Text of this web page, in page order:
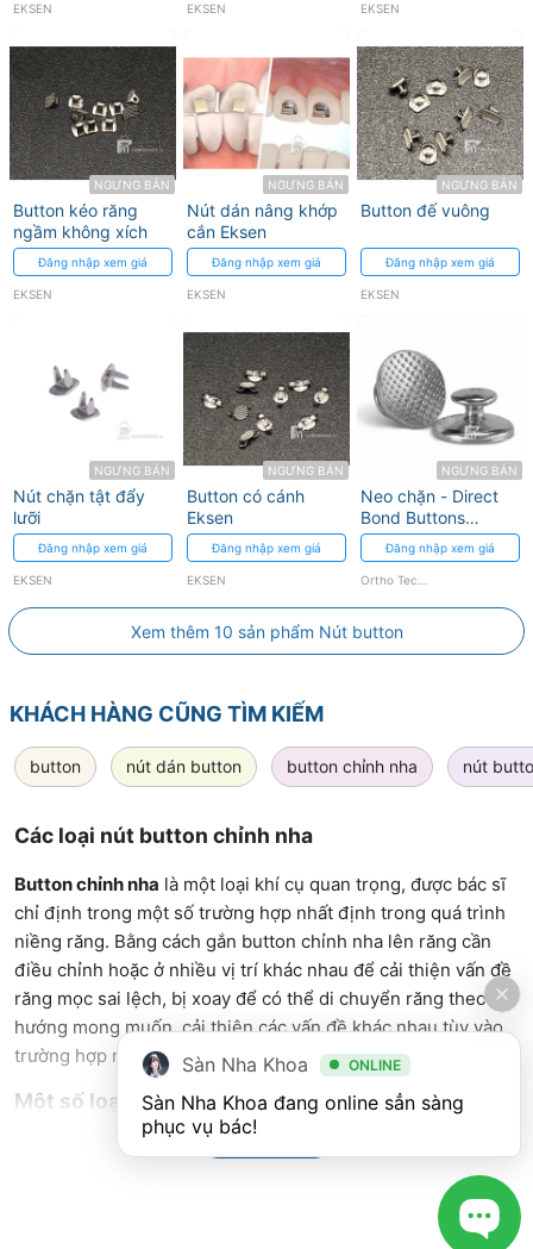
EKSEN EKSEN EKSEN
NGƯNG BÁN
Button kéo răng
ngầm không xích
Đăng nhập xem giá
EKSEN
NGƯNG BÁN
Nút dán nâng khớp
cắn Eksen
Đăng nhập xem giá
EKSEN
NGƯNG BÁN
Button đế vuông
Đăng nhập xem giá
EKSEN
NGƯNG BÁN
Nút chặn tật đẩy
lưỡi
Đăng nhập xem giá
EKSEN
NGƯNG BÁN
Button có cánh
Eksen
Đăng nhập xem giá
EKSEN
NGƯNG BÁN
Neo chặn - Direct
Bond Buttons
Round Base Ortho
Techonology
Đăng nhập xem giá
Xem thêm 10 sản phẩm Nút button
KHÁCH HÀNG CŨNG TÌM KIẾM
button nút dán button button chỉnh nha nút
Các loại nút button chỉnh nha
Button chỉnh nha là một loại khí cụ quan trọng, được bác sĩ
chỉ định trong một số trường hợp nhất định trong quá trình
niềng răng. Bằng cách gắn button chỉnh nha lên răng cần
điều chỉnh hoặc ở nhiều vị trí khác nhau để cải thiện vấn đề
răng mọc sai lệch, bị xoay để có thể di chuyển răng theo
hướng mong muốn, cải thiện các vấn đề khác nhau tùy vào
trường hợp niềng răng.
Một số loại button chỉnh nha phổ biến
Button kéo răng ngầm có xích: Đây là loại button thường
được làm bằng thép không gỉ, dán vào phần răng mọc
ngầm và kết nối với xích để tạo ra lực kéo răng di chuyển
Xem Thêm
Sàn Nha Khoa ONLINE
Sàn Nha Khoa đang online sẳn sàng
phục vụ bác!